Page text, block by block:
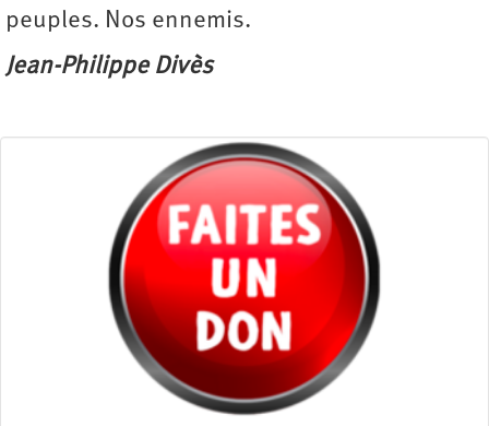
peuples. Nos ennemis.
Jean-Philippe Divès